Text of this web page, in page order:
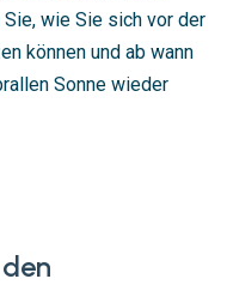
wie Sie sich vor der
können und ab wann
Sonne wieder